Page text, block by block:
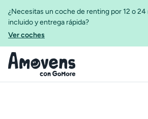
¿Necesitas un coche de renting por 12 o
incluido y entrega rápida?
Ver coches